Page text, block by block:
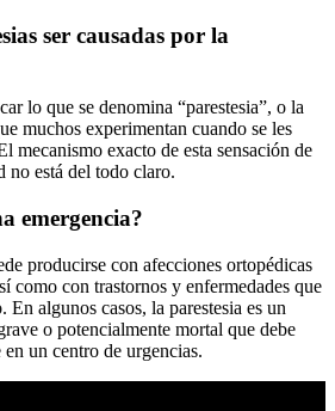
ser causadas por la
lo que se denomina “parestesia”, o la
muchos experimentan cuando se les
mecanismo exacto de esta sensación de
no está del todo claro.
emergencia?
producirse con afecciones ortopédicas
como con trastornos y enfermedades que
En algunos casos, la parestesia es un
o potencialmente mortal que debe
un centro de urgencias.